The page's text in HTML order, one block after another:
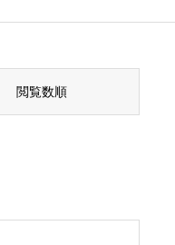
閲覧数順